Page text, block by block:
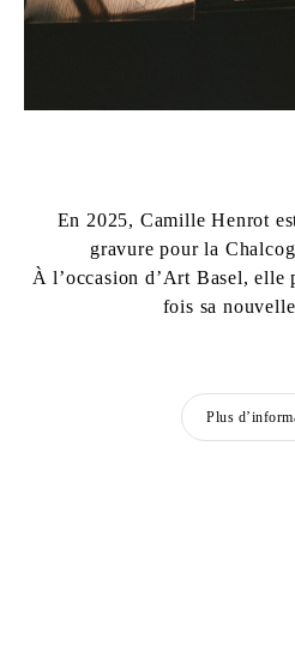
En 2025, Camille Henrot
gravure pour la
À l’occasion d’Art Basel, elle
fois sa
Plus